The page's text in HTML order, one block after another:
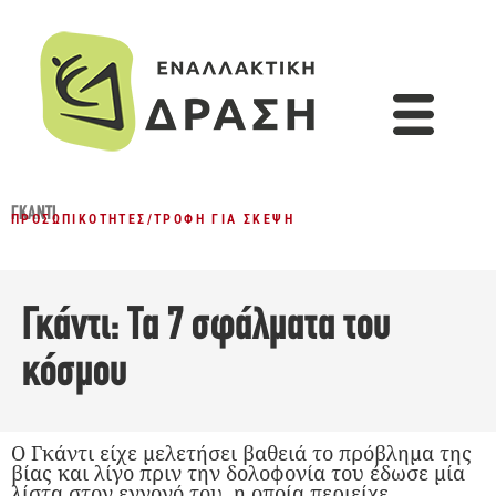
ΓΚΆΝΤΙ
ΠΡΟΣΩΠΙΚΌΤΗΤΕΣ /ΤΡΟΦΉ ΓΙΑ ΣΚΈΨΗ
Γκάντι: Τα 7 σφάλματα του
κόσμου
Ο Γκάντι είχε μελετήσει βαθειά το πρόβλημα της
βίας και λίγο πριν την δολοφονία του έδωσε μία